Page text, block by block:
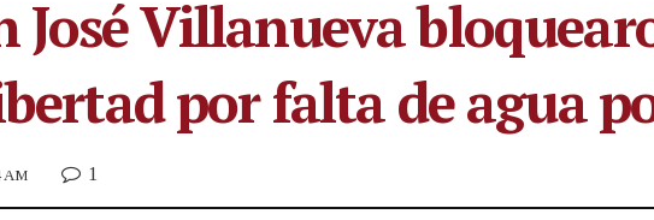
José Villanueva
por falta de agua
AM 1